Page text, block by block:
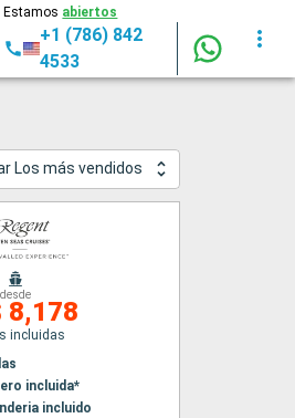
Estamos abiertos
+1 (786) 842
4533
Los más vendidos
desde
8,178
incluidas
incluida*
incluido